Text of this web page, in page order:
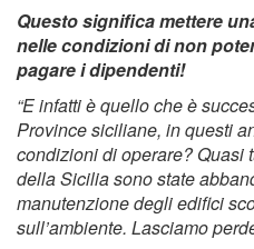
Questo significa mettere
nelle condizioni di non
pagare i dipendenti!
“E infatti è quello che è
Province siciliane, in questi
condizioni di operare? Quasi
della Sicilia sono state
manutenzione degli edifici
sull’ambiente. Lasciamo